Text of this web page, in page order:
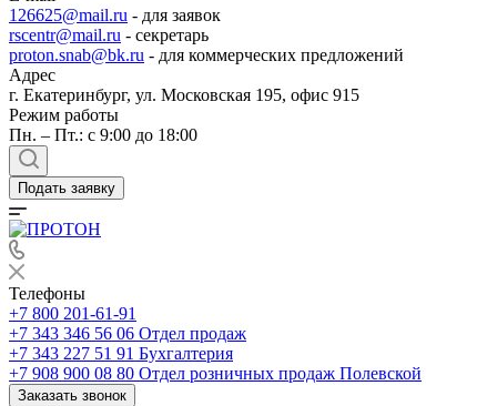
126625@mail.ru - для заявок
rscentr@mail.ru - секретарь
proton.snab@bk.ru - для коммерческих предложений
Адрес
г. Екатеринбург, ул. Московская 195, офис 915
Режим работы
Пн. – Пт.: с 9:00 до 18:00
Подать заявку
Телефоны
+7 800 201-61-91
+7 343 346 56 06 Отдел продаж
+7 343 227 51 91 Бухгалтерия
+7 908 900 08 80 Отдел розничных продаж Полевской
Заказать звонок